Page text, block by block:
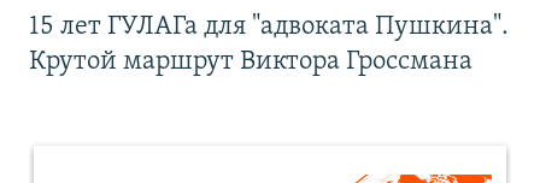
15 лет ГУЛАГа для "адвоката Пушкина".
Крутой маршрут Виктора Гроссмана